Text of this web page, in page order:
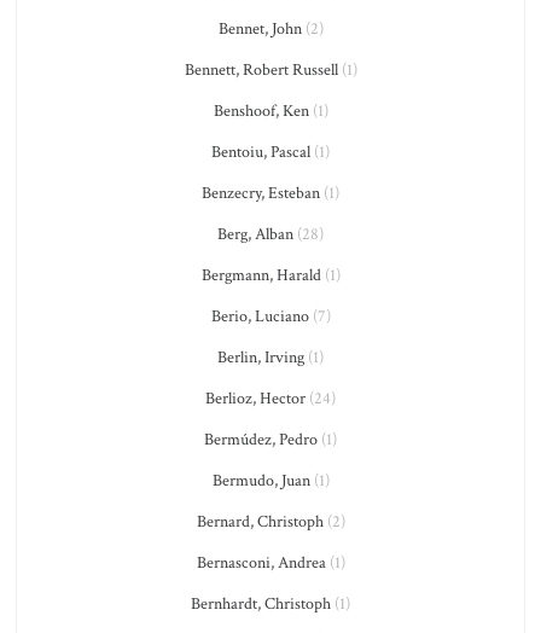
Bennet, John(2)
Bennett, Robert Russell(1)
Benshoof, Ken(1)
Bentoiu, Pascal (1)
Benzecry, Esteban (1)
Berg, Alban (28)
Bergmann, Harald(1)
Berio, Luciano(7)
Berlin, Irving (1)
Berlioz, Hector (24)
Bermúdez, Pedro (1)
Bermudo, Juan(1)
Bernard, Christoph(2)
Bernasconi, Andrea(1)
Bernhardt, Christoph (1)